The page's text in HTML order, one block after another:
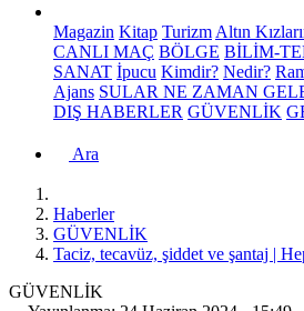
Magazin Kitap Turizm Altın
CANLI MAÇ BÖLGE BİLİM-
SANAT İpucu Kimdir? Nedir?
Ajans SULAR NE ZAMAN
DIŞ HABERLER GÜVENLİK
Ara
Haberler
GÜVENLİK
Taciz, tecavüz, şiddet ve şantaj |
GÜVENLİK